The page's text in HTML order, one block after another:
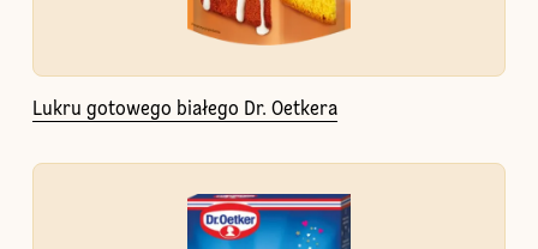
Lukru gotowego białego Dr. Oetkera